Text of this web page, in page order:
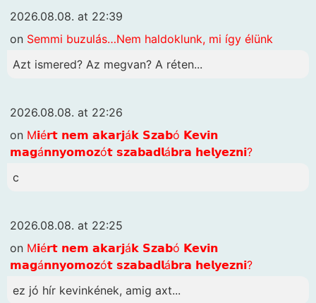
2026.08.08. at 22:39
on Semmi buzulás…Nem haldoklunk, mi így élünk
Azt ismered? Az megvan? A réten...
2026.08.08. at 22:26
on M𝗶é𝗿𝘁 𝗻𝗲𝗺 𝗮𝗸𝗮𝗿𝗷á𝗸 𝗦𝘇𝗮𝗯ó 𝗞𝗲𝘃𝗶𝗻
𝗺𝗮𝗴á𝗻𝗻𝘆𝗼𝗺𝗼𝘇ó𝘁 𝘀𝘇𝗮𝗯𝗮𝗱𝗹á𝗯𝗿𝗮 𝗵𝗲𝗹𝘆𝗲𝘇𝗻𝗶?
c
2026.08.08. at 22:25
on M𝗶é𝗿𝘁 𝗻𝗲𝗺 𝗮𝗸𝗮𝗿𝗷á𝗸 𝗦𝘇𝗮𝗯ó 𝗞𝗲𝘃𝗶𝗻
𝗺𝗮𝗴á𝗻𝗻𝘆𝗼𝗺𝗼𝘇ó𝘁 𝘀𝘇𝗮𝗯𝗮𝗱𝗹á𝗯𝗿𝗮 𝗵𝗲𝗹𝘆𝗲𝘇𝗻𝗶?
ez jó hír kevinkének, amig axt...